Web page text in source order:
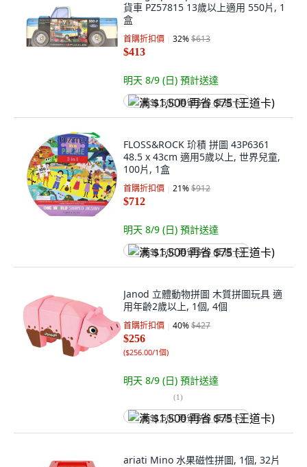
貨車 PZ57815 13歲以上適用 550片, 1
盒
首購折扣價 32%$613
$413
明天 8/9 (日) 預計送達
满 $1,500 再省 $75 (王道卡)
FLOSS&ROCK 玠積 拼圖 43P6361
48.5 x 43cm 適用5歲以上, 世界兒童,
100片, 1盒
首購折扣價 21%$912
$712
明天 8/9 (日) 預計送達
满 $1,500 再省 $75 (王道卡)
Janod 立體動物拼圖 木質拼圖玩具 適
用年齡2歲以上, 1個, 4個
首購折扣價 40%$427
$256
($256.00/1個)
明天 8/9 (日) 預計送達
(1)
满 $1,500 再省 $75 (王道卡)
ariati Mino 水果磁性拼圖, 1個, 32片